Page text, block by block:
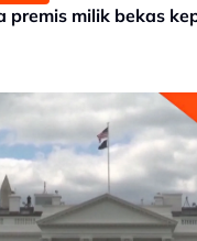
premis milik bekas